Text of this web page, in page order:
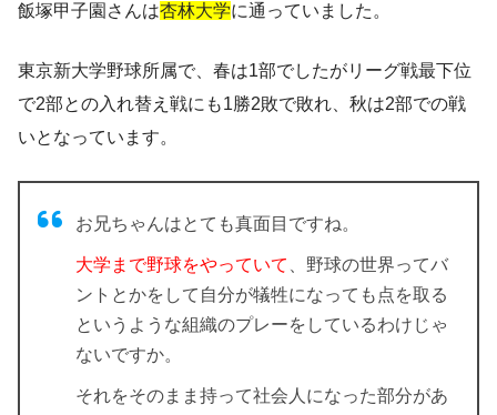
飯塚甲子園さんは杏林大学に通っていました。
東京新大学野球所属で、春は1部でしたがリーグ戦最下位
で2部との入れ替え戦にも1勝2敗で敗れ、秋は2部での戦
いとなっています。
お兄ちゃんはとても真面目ですね。
大学まで野球をやっていて
、野球の世界ってバ
ントとかをして自分が犠牲になっても点を取る
というような組織のプレーをしているわけじゃ
ないですか。
それをそのまま持って社会人になった部分があ